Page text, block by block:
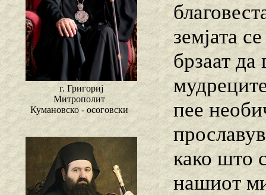
г. Григориј
Митрополит
Кумановско - осоговски
земјата
брзаат
пее
како што
нашиот